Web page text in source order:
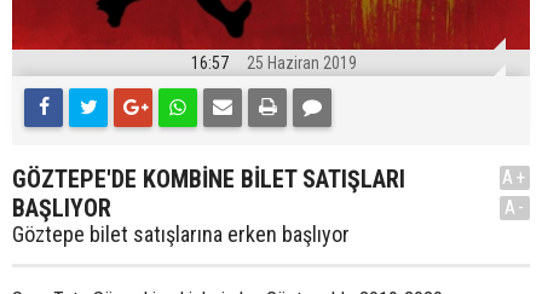
16:57 25 Haziran 2019
GÖZTEPE'DE KOMBİNE BİLET SATIŞLARI
BAŞLIYOR
Göztepe bilet satışlarına erken başlıyor
A+
A-